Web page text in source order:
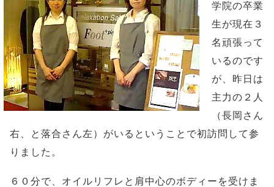
学院の卒業
生が現在３
名頑張って
いるのです
が、昨日は
主力の２人
（長岡さん
右、と落合さん左）がいるということで初訪問して参
りました。
６０分で、オイルリフレと肩中心のボディーを受けま